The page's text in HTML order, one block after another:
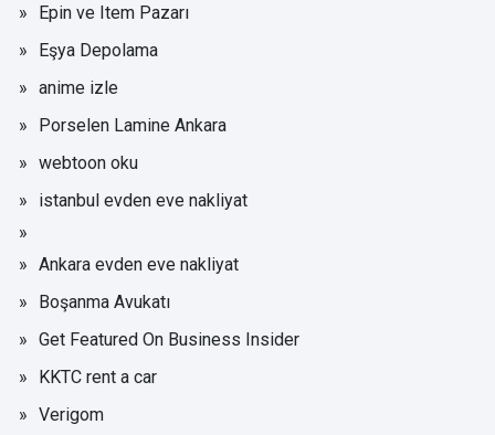
Epin ve Item Pazarı
Eşya Depolama
anime izle
Porselen Lamine Ankara
webtoon oku
istanbul evden eve nakliyat
Ankara evden eve nakliyat
Boşanma Avukatı
Get Featured On Business Insider
KKTC rent a car
Verigom